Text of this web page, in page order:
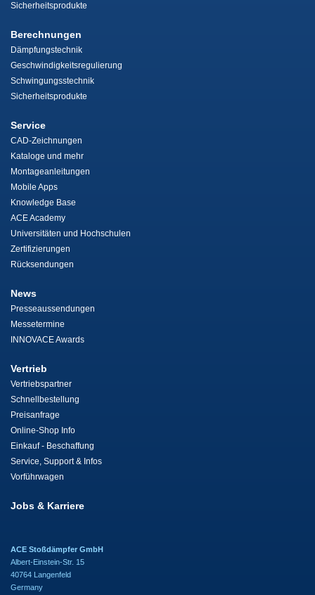
Sicherheitsprodukte
Berechnungen
Dämpfungstechnik
Geschwindigkeitsregulierung
Schwingungsstechnik
Sicherheitsprodukte
Service
CAD-Zeichnungen
Kataloge und mehr
Montageanleitungen
Mobile Apps
Knowledge Base
ACE Academy
Universitäten und Hochschulen
Zertifizierungen
Rücksendungen
News
Presseaussendungen
Messetermine
INNOVACE Awards
Vertrieb
Vertriebspartner
Schnellbestellung
Preisanfrage
Online-Shop Info
Einkauf - Beschaffung
Service, Support & Infos
Vorführwagen
Jobs & Karriere
ACE Stoßdämpfer GmbH
Albert-Einstein-Str. 15
40764 Langenfeld
Germany